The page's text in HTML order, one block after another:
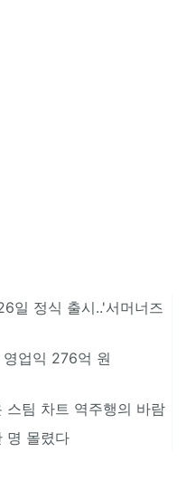
일 정식 출시..'서머너즈
업익 276억 원
스팀 차트 역주행의 바람
명 몰렸다